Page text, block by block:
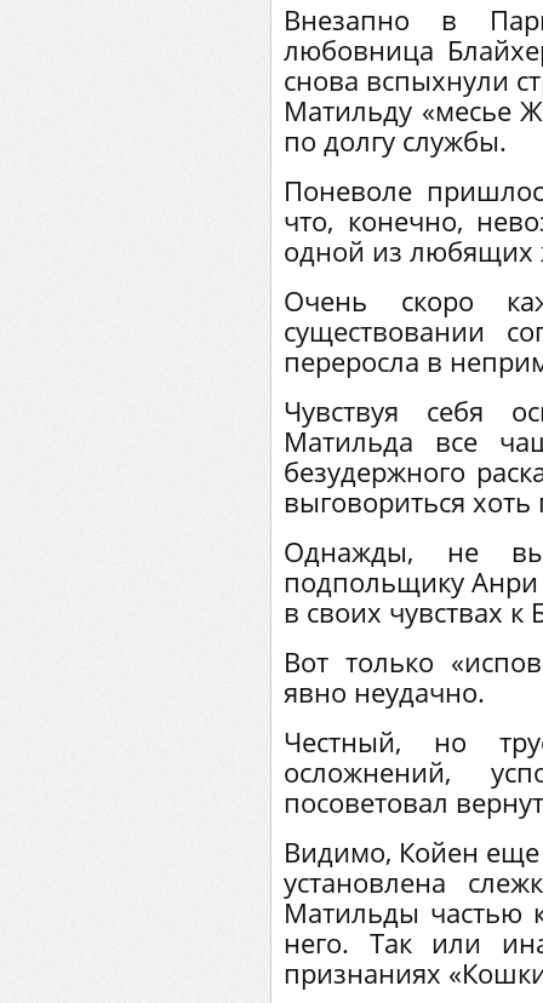
Внезапно в
любовница
снова вспыхнули
Матильду «месье
по долгу службы.
Поневоле
что, конечно,
одной из
Очень скоро
существовании
переросла в
Чувствуя себя
Матильда все
безудержного
выговориться
Однажды, не
подпольщику Анри
в своих чувствах к
Вот только
явно неудачно.
Честный, но
осложнений,
посоветовал
Видимо, Койен
установлена
Матильды частью
него. Так или
признаниях